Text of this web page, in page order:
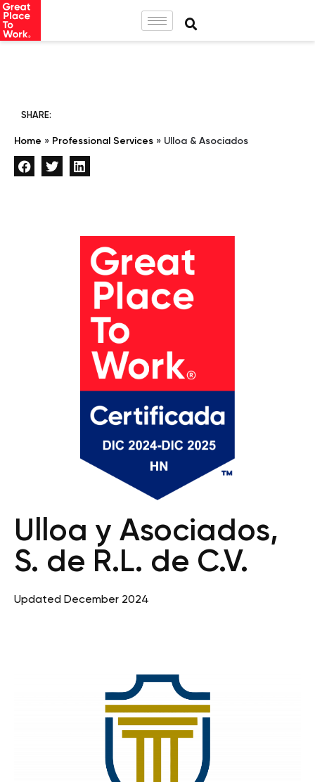
SHARE:
Home » Professional Services » Ulloa & Asociados
Ulloa y Asociados,
S. de R.L. de C.V.
Updated December 2024